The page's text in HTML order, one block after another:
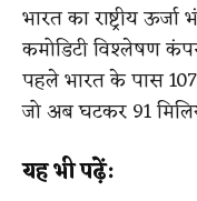
भारत का राष्ट्रीय
कमोडिटी विश्लेषण
पहले भारत के पास
जो अब घटकर 91
यह भी पढ़ें: